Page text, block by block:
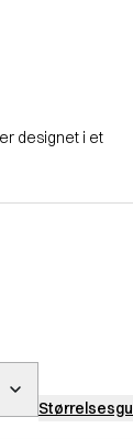
designet i et